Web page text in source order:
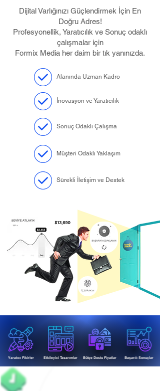
Dijital Varlığınızı Güçlendirmek İçin En
Doğru Adres!
Profesyonellik, Yaratıcılık ve Sonuç odaklı
çalışmalar için
Formix Media her daim bir tık yanınızda.
Alanında Uzman Kadro
İnovasyon ve Yaratıcılık
Sonuç Odaklı Çalışma
Müşteri Odaklı Yaklaşım
Sürekli İletişim ve Destek
Yaratıcı Fikirler Etkileyici Tasarımlar Bütçe Dostu Fiyatlar Başarılı Sonuçlar